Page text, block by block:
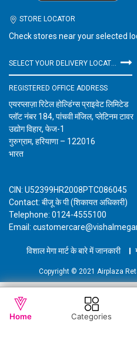
WISHLIST
STORE LOCATOR
Check stores near your selected
REGISTERED OFFICE ADDRESS
एयरप्लाज़ा रिटेल होल्डिंग्स प्राइवेट लिमिटेड
प्लॉट नंबर 184, पांचवी मंजिल, प्लेटिनम टावर
उद्योग विहार, फेज-1
गुरुग्राम, हरियाणा – 122016
भारत
CIN: U52399HR2008PTC086045
Contact: बीजू के पी (शिकायत अधिकारी)
Telephone: 0124-4555100
Email:
विशाल मेगा मार्ट के बारे में जानकारी
Copyright © 2021 Airplaza
Home Categories